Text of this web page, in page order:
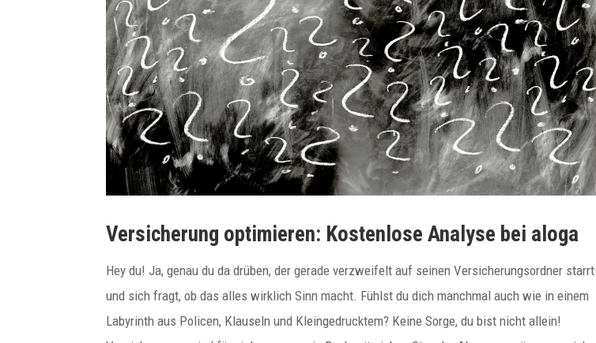
Versicherung optimieren: Kostenlose Analyse bei aloga
Hey du! Ja, genau du da drüben, der gerade verzweifelt auf seinen Versicherungsordner starrt
und sich fragt, ob das alles wirklich Sinn macht. Fühlst du dich manchmal auch wie in einem
Labyrinth aus Policen, Klauseln und Kleingedrucktem? Keine Sorge, du bist nicht allein!